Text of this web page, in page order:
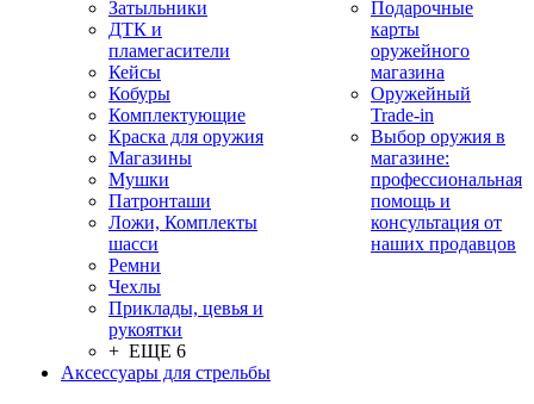
Затыльники
ДТК и
пламегасители
Кейсы
Кобуры
Комплектующие
Краска для оружия
Магазины
Мушки
Патронташи
Ложи, Комплекты
шасси
Ремни
Чехлы
Приклады, цевья и
рукоятки
+ ЕЩЕ 6
Аксессуары для стрельбы
Подарочные
карты
оружейного
магазина
Оружейный
Trade-in
Выбор оружия в
магазине:
профессиональная
помощь и
консультация от
наших продавцов